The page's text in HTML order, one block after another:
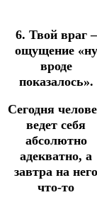
6. Твой враг –
ощущение «ну
вроде
показалось».
Сегодня
ведет себя
абсолютно
адекватно, а
завтра на него
что-то